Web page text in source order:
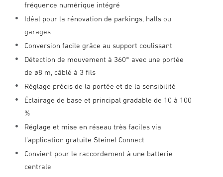
fréquence numérique intégré
Idéal pour la rénovation de parkings, halls ou
garages
Conversion facile grâce au support coulissant
Détection de mouvement à 360° avec une portée
de ø8 m, câblé à 3 fils
Réglage précis de la portée et de la sensibilité
Éclairage de base et principal gradable de 10 à 100
%
Réglage et mise en réseau très faciles via
l'application gratuite Steinel Connect
Convient pour le raccordement à une batterie
centrale